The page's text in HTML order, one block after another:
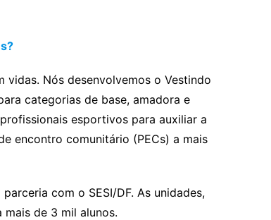
Nós desenvolvemos o Vestindo
categorias de base, amadora e
esportivos para auxiliar a
encontro comunitário (PECs) a mais
com o SESI/DF. As unidades,
de 3 mil alunos.